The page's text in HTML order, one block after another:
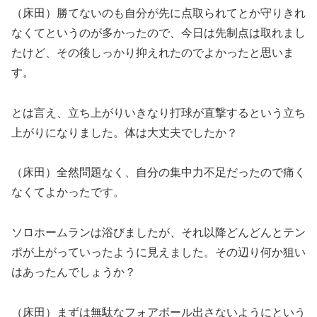
（床田）勝てないのも自分が先に点取られてとか守りきれ
なくてというのが多かったので、今日は先制点は取れまし
たけど、その後しっかり抑えれたのでよかったと思いま
す。
とは言え、立ち上がりいきなり打球が直撃するという立ち
上がりになりました。体は大丈夫でしたか？
（床田）全然問題なく、自分の集中力不足だったので痛く
なくてよかったです。
ソロホームランは浴びましたが、それ以降どんどんとテン
ポが上がっていったように見えました。その辺り何か狙い
はあったんでしょうか？
（床田）まずは無駄なフォアボール出さないようにという